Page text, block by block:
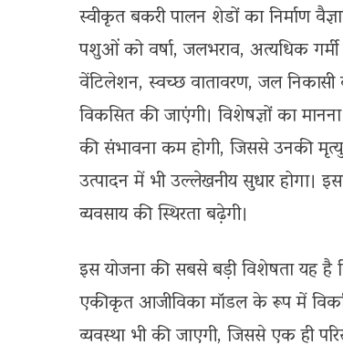
स्वीकृत बकरी पालन शेडों का निर्माण
पशुओं को वर्षा, जलभराव, अत्यधिक गर्मी
वेंटिलेशन, स्वच्छ वातावरण, जल
विकसित की जाएंगी। विशेषज्ञों का
की संभावना कम होगी, जिससे उनकी
उत्पादन में भी उल्लेखनीय सुधार
व्यवसाय की स्थिरता बढ़ेगी।
इस योजना की सबसे बड़ी विशेषता यह
एकीकृत आजीविका मॉडल के रूप में
व्यवस्था भी की जाएगी, जिससे एक ही